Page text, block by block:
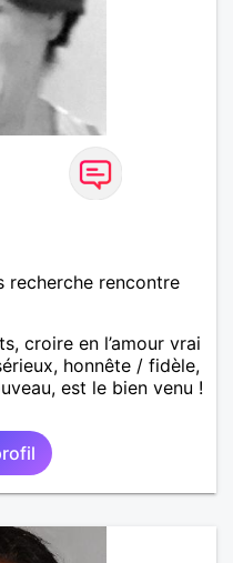
recherche rencontre
croire en l’amour vrai
honnête / fidèle,
est le bien venu !